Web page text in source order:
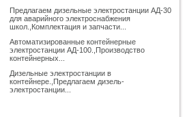
Предлагаем дизельные электростанции АД-30
для аварийного электроснабжения
школ.,Комплектация и запчасти...
Автоматизированные контейнерные
электростанции АД-100.,Производство
контейнерных...
Дизельные электростанции в
контейнере.,Предлагаем дизель-
электростанции...